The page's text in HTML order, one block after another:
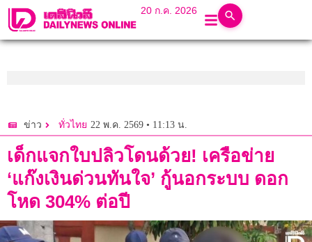
20 ก.ค. 2026
ข่าว ทั่วไทย 22 พ.ค. 2569 • 11:13 น.
เด็กแจกใบปลิวโดนด้วย! เครือข่าย
‘แก๊งเงินด่วนทันใจ’ กู้นอกระบบ ดอก
โหด 304% ต่อปี